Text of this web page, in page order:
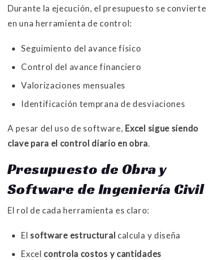
Durante la ejecución, el presupuesto se convierte
en una herramienta de control:
Seguimiento del avance físico
Control del avance financiero
Valorizaciones mensuales
Identificación temprana de desviaciones
A pesar del uso de software, Excel sigue siendo
clave para el control diario en obra.
Presupuesto de Obra y
Software de Ingeniería Civil
El rol de cada herramienta es claro:
El software estructural calcula y diseña
Excel controla costos y cantidades